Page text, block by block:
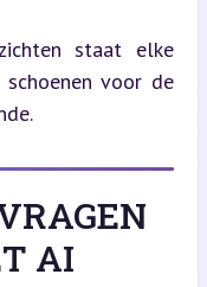
staat elke
voor de
AI